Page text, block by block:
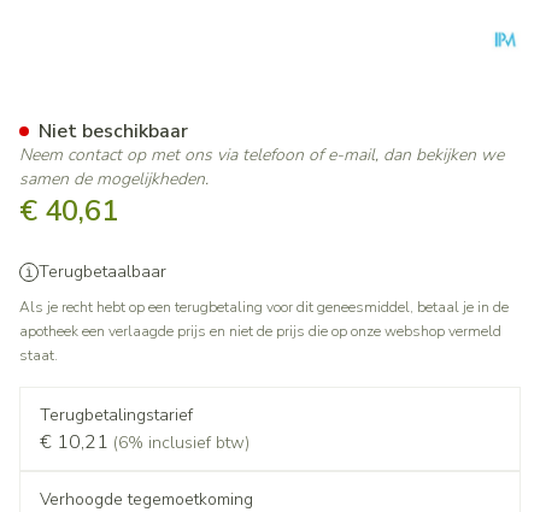
€ 40,61
Terugbetaalbaar
Als je recht hebt op een terugbetaling voor dit geneesmiddel, betaal je in de
apotheek een verlaagde prijs en niet de prijs die op onze webshop vermeld
staat.
Terugbetalingstarief
€ 10,21 (6% inclusief btw)
Verhoogde tegemoetkoming
Niet beschikbaar
Neem contact op met ons via telefoon of e-mail, dan bekijken we
samen de mogelijkheden.